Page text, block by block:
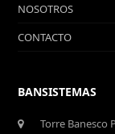
NOSOTROS
CONTACTO
BANSISTEMAS
Torre Banesco